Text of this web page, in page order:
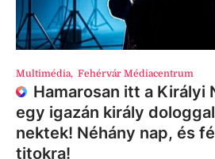
Multimédia, Fehérvár Médiacentrum
Hamarosan itt a Királyi
egy igazán király
nektek! Néhány nap, és
titokra!